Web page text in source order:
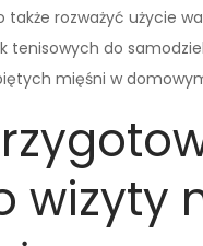
także rozważyć użycie
tenisowych do
mięśni w
wizyty